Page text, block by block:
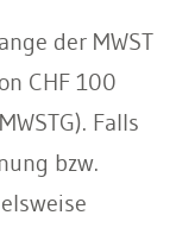
der MWST
CHF 100
Falls
bzw.